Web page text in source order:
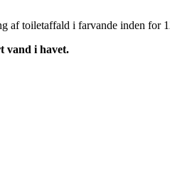
af toiletaffald i farvande inden for
vand i havet.